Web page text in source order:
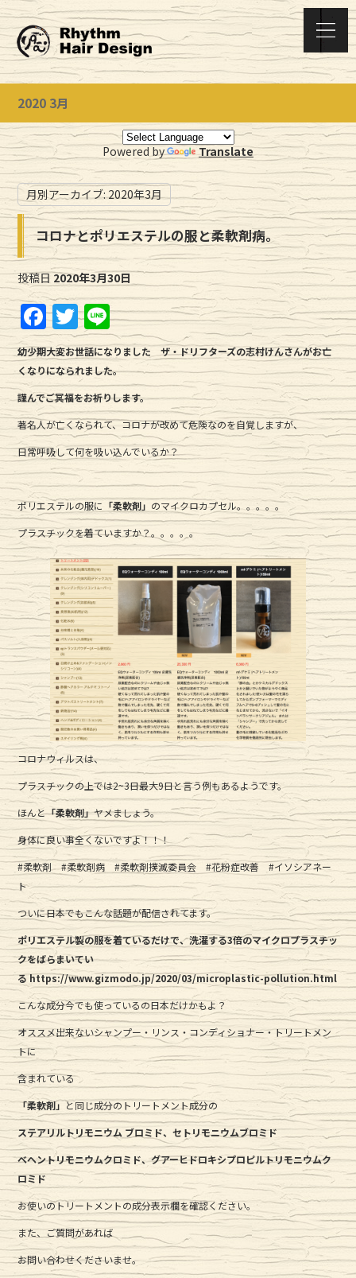
2020 3月
Powered by Translate
月別アーカイブ:2020年3月
コロナとポリエステルの服と柔軟剤病。
投稿日2020年3月30日
F
a
c
e
b
o
o
k
T
w
it
te
r
Li
n
e
幼少期大変お世話になりました ザ・ドリフターズの志村けんさんがお亡
くなりになられました。
謹んでご冥福をお祈りします。
著名人が亡くなられて、コロナが改めて危険なのを自覚しますが、
日常呼吸して何を吸い込んでいるか？
ポリエステルの服に 「柔軟剤」 のマイクロカプセル。。。。。
プラスチックを着ていますか？。。。。。
コロナウィルスは、
プラスチックの上では2~3日最大9日と言う例もあるようです。
ほんと「柔軟剤」ヤメましょう。
身体に良い事全くないですよ！！！
#柔軟剤 #柔軟剤病 #柔軟剤撲滅委員会 #花粉症改善 #イソシアネー
ト
ついに日本でもこんな話題が配信されてます。
ポリエステル製の服を着ているだけで、洗濯する3倍のマイクロプラスチッ
クをばらまいてい
る https://www.gizmodo.jp/2020/03/microplastic-pollution.html
こんな成分今でも使っているの日本だけかもよ？
オススメ出来ないシャンプー・リンス・コンディショナー・トリートメン
トに
含まれている
「柔軟剤」と同じ成分のトリートメント成分の
ステアリルトリモニウム ブロミド、セトリモニウムブロミド
ベヘントリモニウムクロミド、グアーヒドロキシプロピルトリモニウムク
ロミド
お使いのトリートメントの成分表示欄を確認ください。
また、ご質問があれば
お問い合わせくださいませ。